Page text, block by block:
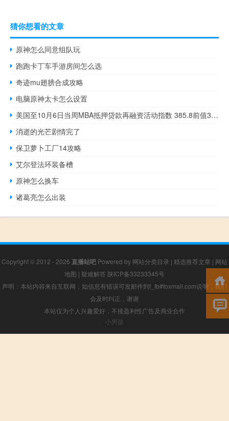
猜你想看的文章
原神怎么同意组队玩
跑跑卡丁车手游房间怎么选
奇迹mu翅膀合成攻略
电脑原神太卡怎么设置
美国至10月6日当周MBA抵押贷款再融资活动指数 385.8前值384.6
消逝的光芒剧情完了
保卫萝卜工厂14攻略
艾尔登法环装备槽
原神怎么换车
诸葛亮怎么出装
Copyright © 2012 - 2026 直播站吧 Powered by 网站分类目录 | 精选推荐文章 | 网站
地图 | 疑难解答 陕ICP备33233345号
声明：本站内容来自互联网，如信息有错误可发邮件到f_fb#foxmail.com说明，我们
会及时纠正，谢谢
本站仅为个人兴趣爱好，不接盈利性广告及商业合作
小男孩